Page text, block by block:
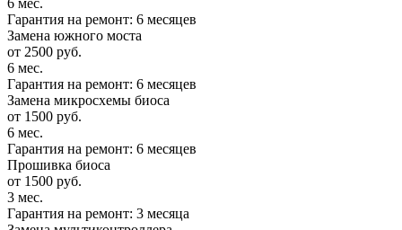
6 мес.
Гарантия на ремонт: 6 месяцев
Замена южного моста
от 2500 руб.
6 мес.
Гарантия на ремонт: 6 месяцев
Замена микросхемы биоса
от 1500 руб.
6 мес.
Гарантия на ремонт: 6 месяцев
Прошивка биоса
от 1500 руб.
3 мес.
Гарантия на ремонт: 3 месяца